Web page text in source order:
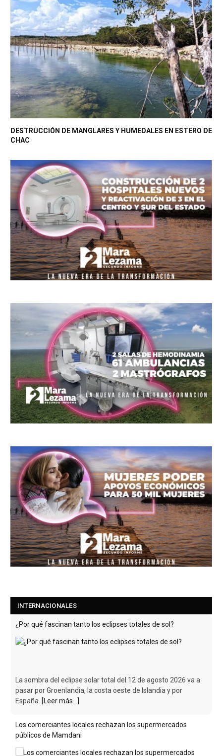
DESTRUCCIÓN DE MANGLARES Y HUMEDALES EN ESTERO DE
CHAC
INTERNACIONALES
¿Por qué fascinan tanto los eclipses totales de sol?
La sombra del eclipse solar total del 12 de agosto 2026 va a
pasar por Groenlandia, la costa oeste de Islandia y por
España. [Leer más...]
Los comerciantes locales rechazan los supermercados
públicos de Mamdani